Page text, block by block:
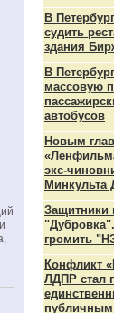
В
судить
здания
В
массовую
автобусов
Новым
экс-
Минкульта
Защитники
громить
Конфликт
ЛДПР стал
публичным